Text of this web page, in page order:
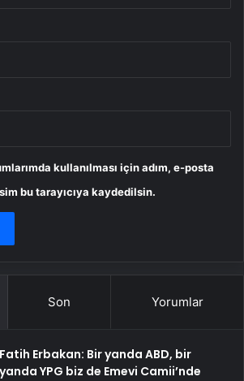
kullanılması için adım, e-posta
bu tarayıcıya kaydedilsin.
Son Yorumlar
Fatih Erbakan: Bir yanda ABD, bir
yanda YPG biz de Emevi Camii’nde